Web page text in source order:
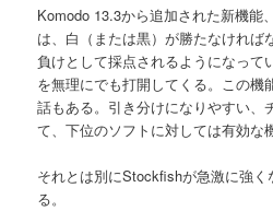
Komodo 13.3から追加された新機能
は、白（または黒）が勝たなければ
負けとして採点されるようになって
を無理にでも打開してくる。この機
話もある。引き分けになりやすい、
て、下位のソフトに対しては有効な
それとは別にStockfishが急激に強
る。